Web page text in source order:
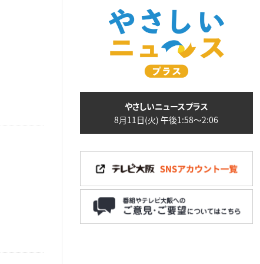
やさしいニュースプラス
8月11日(火) 午後1:58〜2:06